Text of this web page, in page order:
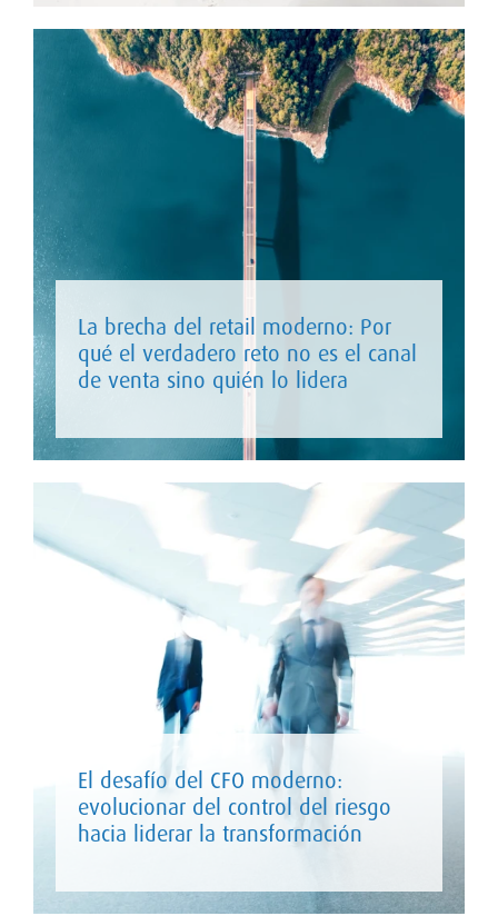
La brecha del retail moderno: Por
qué el verdadero reto no es el canal
de venta sino quién lo lidera
El desafío del CFO moderno:
evolucionar del control del riesgo
hacia liderar la transformación